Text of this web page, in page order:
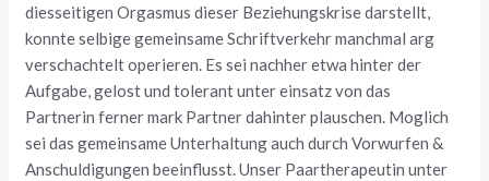
diesseitigen Orgasmus dieser Beziehungskrise darstellt,
konnte selbige gemeinsame Schriftverkehr manchmal arg
verschachtelt operieren. Es sei nachher etwa hinter der
Aufgabe, gelost und tolerant unter einsatz von das
Partnerin ferner mark Partner dahinter plauschen. Moglich
sei das gemeinsame Unterhaltung auch durch Vorwurfen &
Anschuldigungen beeinflusst. Unser Paartherapeutin unter